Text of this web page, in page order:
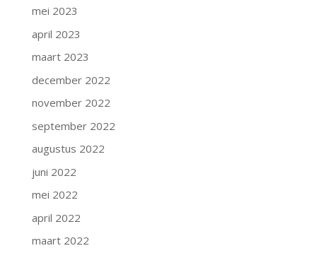
mei 2023
april 2023
maart 2023
december 2022
november 2022
september 2022
augustus 2022
juni 2022
mei 2022
april 2022
maart 2022